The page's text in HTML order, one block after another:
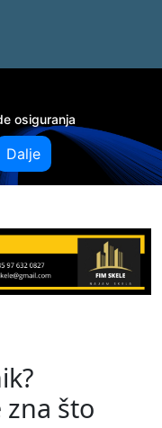
osiguranja
Dalje
što